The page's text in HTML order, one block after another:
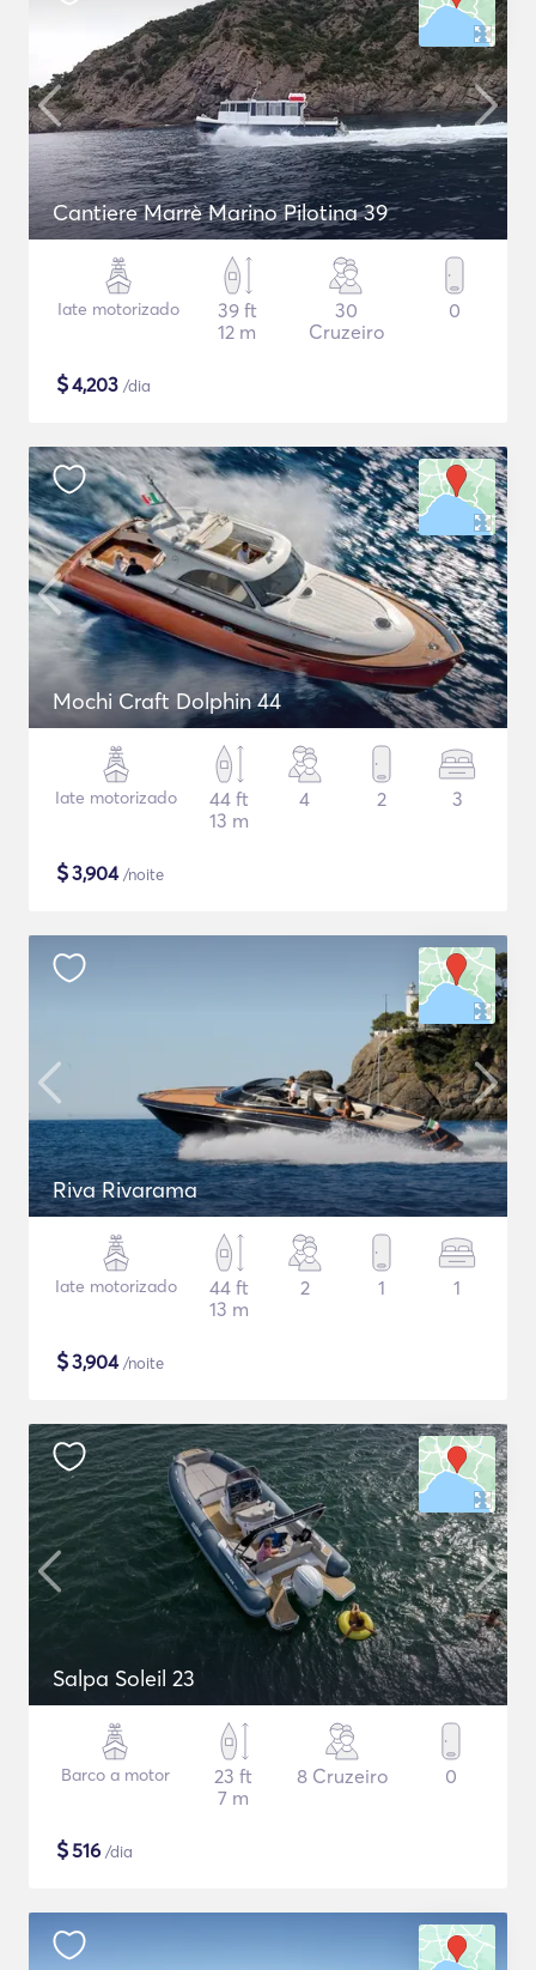
Cantiere Marrè Marino Pilotina 39
Iate motorizado
39 ft
12 m
30
Cruzeiro
0
$4,203 /dia
Mochi Craft Dolphin 44
Iate motorizado
44 ft
13 m
4 2 3
$3,904/noite
Riva Rivarama
Iate motorizado
44 ft
13 m
2 1 1
$3,904/noite
Salpa Soleil 23
Barco a motor
23 ft
7 m
8 Cruzeiro 0
$516 /dia